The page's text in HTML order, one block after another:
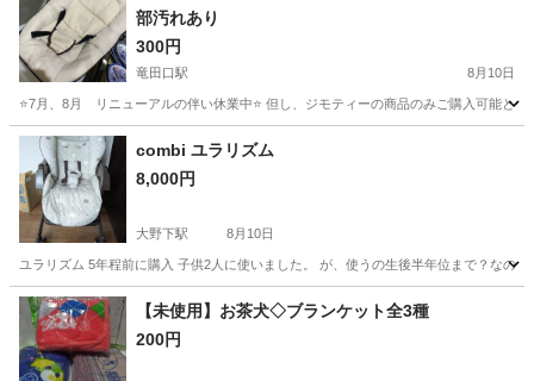
部汚れあり
300円
竜田口駅 8月10日
⭐️7月、8月 リニューアルの伴い休業中⭐️ 但し、ジモティーの商品のみご購入
熊本 熊本市 ベビー用品
combi ユラリズム
8,000円
大野下駅 8月10日
ユラリズム 5年程前に購入 子供2人に使いました。 が、使うの生後半年位まで？なの
熊本 玉名市 大野下駅 ベビー用品
【未使用】お茶犬◇ブランケット全3種
200円